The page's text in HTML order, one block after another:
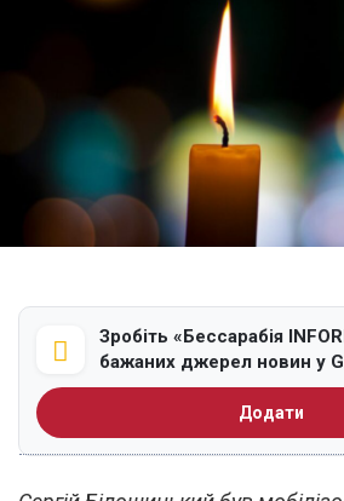
Зробіть «Бессарабія
бажаних джерел новин у
Додати